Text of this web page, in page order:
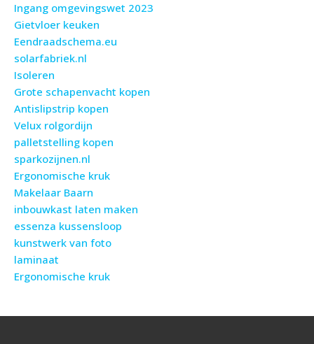
Ingang omgevingswet 2023
Gietvloer keuken
Eendraadschema.eu
solarfabriek.nl
Isoleren
Grote schapenvacht kopen
Antislipstrip kopen
Velux rolgordijn
palletstelling kopen
sparkozijnen.nl
Ergonomische kruk
Makelaar Baarn
inbouwkast laten maken
essenza kussensloop
kunstwerk van foto
laminaat
Ergonomische kruk